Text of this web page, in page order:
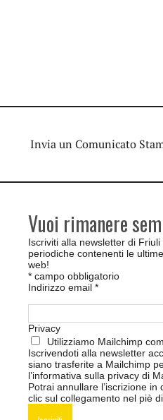
Invia un Comunicato
Vuoi rimanere
Iscriviti alla newsletter di
periodiche contenenti le
web!
* campo obbligatorio
Indirizzo email *
Privacy
Utilizziamo Mailchimp
Iscrivendoti alla newsletter
siano trasferite a Mailchimp
l’informativa sulla privacy di
Potrai annullare l’iscrizione
clic sul collegamento nel piè